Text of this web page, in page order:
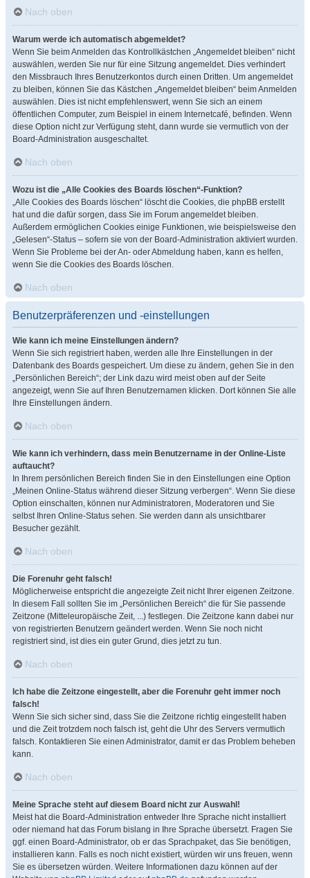
Nach oben
Warum werde ich automatisch abgemeldet?
Wenn Sie beim Anmelden das Kontrollkästchen „Angemeldet bleiben“ nicht
auswählen, werden Sie nur für eine Sitzung angemeldet. Dies verhindert
den Missbrauch Ihres Benutzerkontos durch einen Dritten. Um angemeldet
zu bleiben, können Sie das Kästchen „Angemeldet bleiben“ beim Anmelden
auswählen. Dies ist nicht empfehlenswert, wenn Sie sich an einem
öffentlichen Computer, zum Beispiel in einem Internetcafé, befinden. Wenn
diese Option nicht zur Verfügung steht, dann wurde sie vermutlich von der
Board-Administration ausgeschaltet.
Nach oben
Wozu ist die „Alle Cookies des Boards löschen“-Funktion?
„Alle Cookies des Boards löschen“ löscht die Cookies, die phpBB erstellt
hat und die dafür sorgen, dass Sie im Forum angemeldet bleiben.
Außerdem ermöglichen Cookies einige Funktionen, wie beispielsweise den
„Gelesen“-Status – sofern sie von der Board-Administration aktiviert wurden.
Wenn Sie Probleme bei der An- oder Abmeldung haben, kann es helfen,
wenn Sie die Cookies des Boards löschen.
Nach oben
Benutzerpräferenzen und -einstellungen
Wie kann ich meine Einstellungen ändern?
Wenn Sie sich registriert haben, werden alle Ihre Einstellungen in der
Datenbank des Boards gespeichert. Um diese zu ändern, gehen Sie in den
„Persönlichen Bereich“; der Link dazu wird meist oben auf der Seite
angezeigt, wenn Sie auf Ihren Benutzernamen klicken. Dort können Sie alle
Ihre Einstellungen ändern.
Nach oben
Wie kann ich verhindern, dass mein Benutzername in der Online-Liste
auftaucht?
In Ihrem persönlichen Bereich finden Sie in den Einstellungen eine Option
„Meinen Online-Status während dieser Sitzung verbergen“. Wenn Sie diese
Option einschalten, können nur Administratoren, Moderatoren und Sie
selbst Ihren Online-Status sehen. Sie werden dann als unsichtbarer
Besucher gezählt.
Nach oben
Die Forenuhr geht falsch!
Möglicherweise entspricht die angezeigte Zeit nicht Ihrer eigenen Zeitzone.
In diesem Fall sollten Sie im „Persönlichen Bereich“ die für Sie passende
Zeitzone (Mitteleuropäische Zeit, ...) festlegen. Die Zeitzone kann dabei nur
von registrierten Benutzern geändert werden. Wenn Sie noch nicht
registriert sind, ist dies ein guter Grund, dies jetzt zu tun.
Nach oben
Ich habe die Zeitzone eingestellt, aber die Forenuhr geht immer noch
falsch!
Wenn Sie sich sicher sind, dass Sie die Zeitzone richtig eingestellt haben
und die Zeit trotzdem noch falsch ist, geht die Uhr des Servers vermutlich
falsch. Kontaktieren Sie einen Administrator, damit er das Problem beheben
kann.
Nach oben
Meine Sprache steht auf diesem Board nicht zur Auswahl!
Meist hat die Board-Administration entweder Ihre Sprache nicht installiert
oder niemand hat das Forum bislang in Ihre Sprache übersetzt. Fragen Sie
ggf. einen Board-Administrator, ob er das Sprachpaket, das Sie benötigen,
installieren kann. Falls es noch nicht existiert, würden wir uns freuen, wenn
Sie es übersetzen würden. Weitere Informationen dazu können auf der